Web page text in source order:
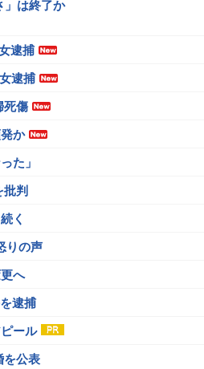
」は終了か
逮捕
逮捕
死傷
か
た」
批判
く
りの声
へ
逮捕
ール
を公表